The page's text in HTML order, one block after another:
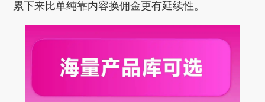
累下来比单纯靠内容换佣金更有延续性。